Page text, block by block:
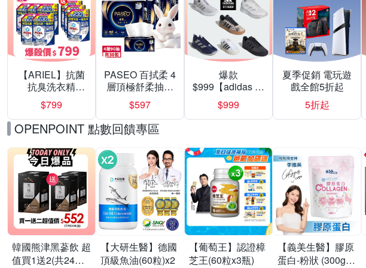
【ARIEL】抗菌
抗臭洗衣精
1030g補充包 X8
(抗菌去漬/室內晾
曬) 兩款任選
$799
PASEO 百拭柔 4
層頂極舒柔抽取
式衛生紙90抽10
包/串 超值3串組
$597
爆款
$999【adidas 愛
迪達】男/女 精選
運動鞋休閒鞋 任
選均一價
$999
夏季促銷 電玩遊
戲全館5折起
5折起
OPENPOINT 點數回饋專區
韓國熊津黑蔘飲 超
值買1送2(共24入
【大研生醫】德國
頂級魚油(60粒)x2
【葡萄王】認證樟
芝王(60粒x3瓶)
【義美生醫】膠原
蛋白-粉狀 (300g/